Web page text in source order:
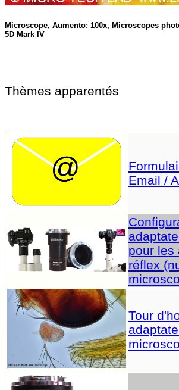
Microscope, Aumento: 100x, Microscopes
5D Mark IV
Thèmes apparentés
Email /
pour les
réflex
Tour